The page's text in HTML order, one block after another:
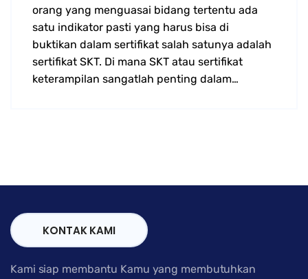
orang yang menguasai bidang tertentu ada
satu indikator pasti yang harus bisa di
buktikan dalam sertifikat salah satunya adalah
sertifikat SKT. Di mana SKT atau sertifikat
keterampilan sangatlah penting dalam…
KONTAK KAMI
Kami siap membantu Kamu yang membutuhkan